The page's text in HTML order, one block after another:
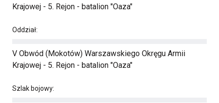
Krajowej - 5. Rejon - batalion "Oaza"
Oddział:
V Obwód (Mokotów) Warszawskiego Okręgu Armii
Krajowej - 5. Rejon - batalion "Oaza"
Szlak bojowy: